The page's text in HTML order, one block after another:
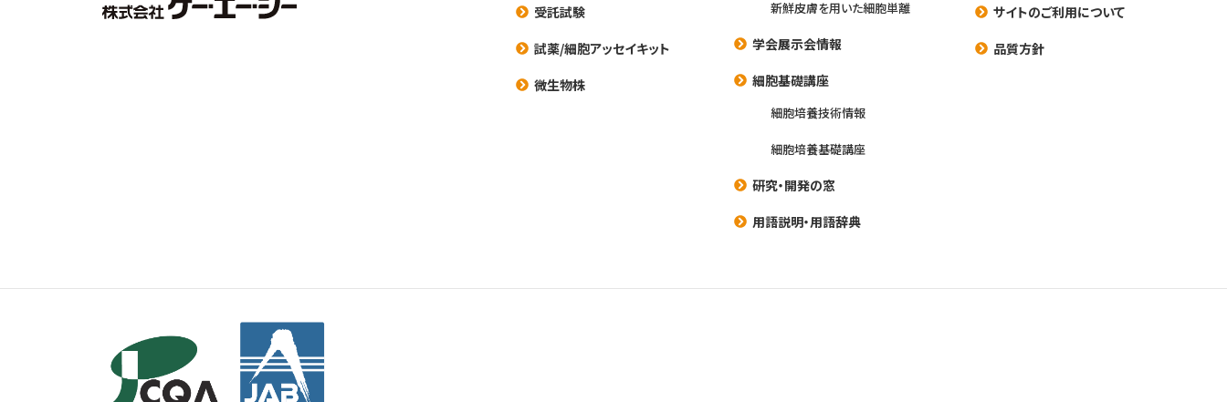
受託試験
試薬/細胞アッセイキット
微生物株
新鮮皮膚を用いた細胞単離
学会展示会情報
細胞基礎講座
細胞培養技術情報
細胞培養基礎講座
研究・開発の窓
用語説明・用語辞典
サイトのご利用について
品質方針